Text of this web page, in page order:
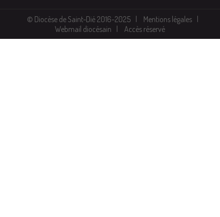
© Diocèse de Saint-Dié 2016-2025
Mentions légales
Webmail diocésain
Accès réservé